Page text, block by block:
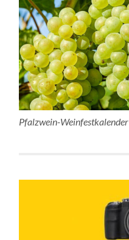
Pfalzwein-Weinfestkalender